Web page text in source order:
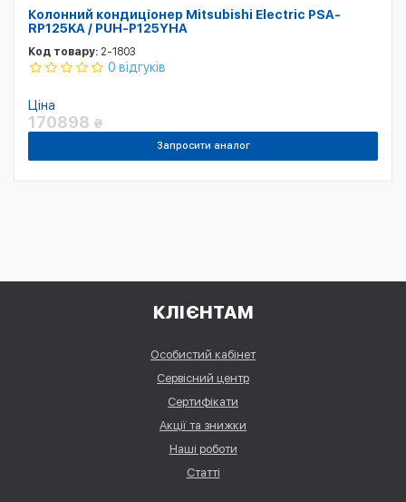
Колонний кондиціонер Mitsubishi Electric PSA-
RP125KA / PUH-P125YHA
Код товару: 2-1803
0 відгуків
Ціна
170898 ₴
Запросити аналог
КЛІЄНТАМ
Особистий кабінет
Сервісний центр
Сертифікати
Акції та знижки
Наші роботи
Статті